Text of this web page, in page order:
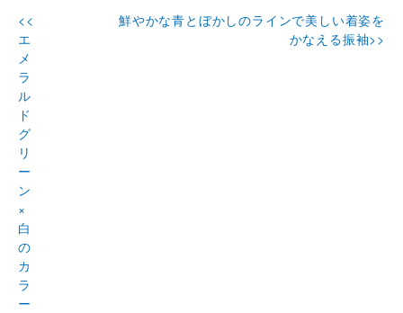
<<
エ
メ
ラ
ル
ド
グ
リ
ー
ン
×
白
の
カ
ラ
ー
鮮やかな青とぼかしのラインで美しい着姿を
かなえる振袖>>